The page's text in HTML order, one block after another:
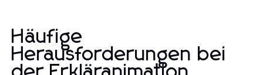
Häufige
Herausforderungen bei